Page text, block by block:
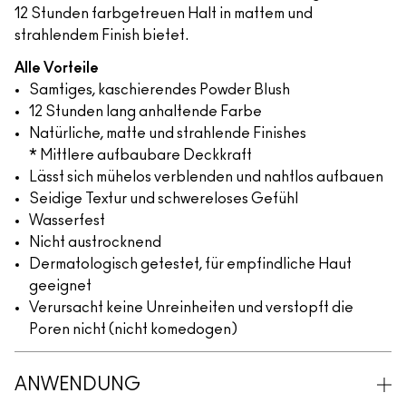
12 Stunden farbgetreuen Halt in mattem und
strahlendem Finish bietet.
Alle Vorteile
Samtiges, kaschierendes Powder Blush
12 Stunden lang anhaltende Farbe
Natürliche, matte und strahlende Finishes
* Mittlere aufbaubare Deckkraft
Lässt sich mühelos verblenden und nahtlos aufbauen
Seidige Textur und schwereloses Gefühl
Wasserfest
Nicht austrocknend
Dermatologisch getestet, für empfindliche Haut
geeignet
Verursacht keine Unreinheiten und verstopft die
Poren nicht (nicht komedogen)
ANWENDUNG